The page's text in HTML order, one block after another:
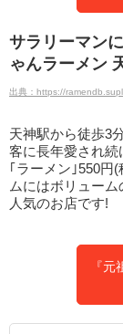
サラリーマン
ゃんラーメン
出典：https://
天神駅から徒歩3
客に長年愛され続
｢ラーメン｣550円
ムにはボリュー
人気のお店です!
『